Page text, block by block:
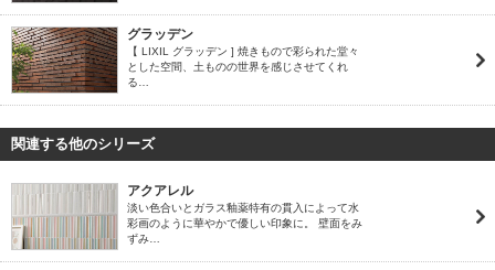
グラッデン
【 LIXIL グラッデン ] 焼きもので彩られた堂々
とした空間、土ものの世界を感じさせてくれ
る…
関連する他のシリーズ
アクアレル
淡い色合いとガラス釉薬特有の貫入によって水
彩画のように華やかで優しい印象に。 壁面をみ
ずみ…